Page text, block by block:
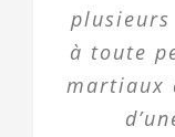
à toute
martiaux